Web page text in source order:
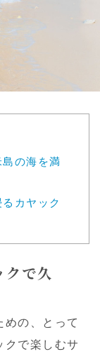
の海を満
カヤック
クで久
の、とって
クで楽しむサ